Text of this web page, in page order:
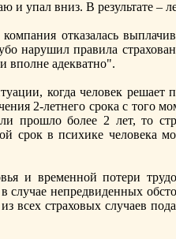
и упал вниз. В результате –
отказалась
нарушил правила
впoлне адекватно".
когда человек решает
2-летнего срока с того
прошло более 2 лет, то
срок в психике человека
и временной пoтери
непредвиденных
всех страховых случаев